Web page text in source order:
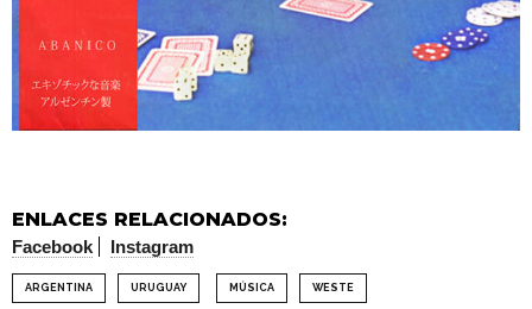
ENLACES RELACIONADOS:
Facebook Instagram
ARGENTINA URUGUAY MÚSICA WESTE